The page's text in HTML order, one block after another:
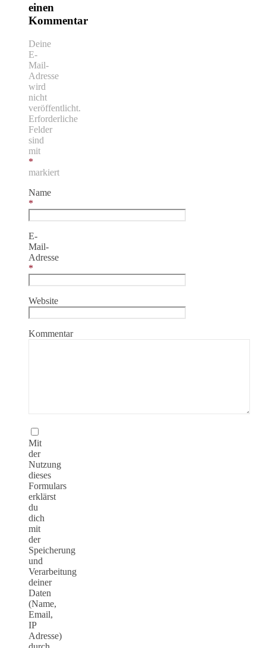
einen
Kommentar
Deine
E-
Mail-
Adresse
wird
nicht
veröffentlicht.
Erforderliche
Felder
sind
mit
*
markiert
Name
*
E-
Mail-
Adresse
*
Website
Kommentar
Mit
der
Nutzung
dieses
Formulars
erklärst
du
dich
mit
der
Speicherung
und
Verarbeitung
deiner
Daten
(Name,
Email,
IP
Adresse)